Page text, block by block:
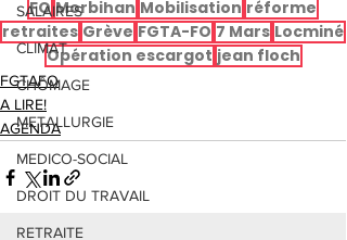
SALAIRES
CLIMAT
CHÔMAGE
METALLURGIE
MEDICO-SOCIAL
DROIT DU TRAVAIL
RETRAITE
FO Morbihan Mobilisation réforme
retraites Grève FGTA-FO 7 Mars Locminé
Opération escargot jean floch
FGTAFO
A LIRE!
AGENDA